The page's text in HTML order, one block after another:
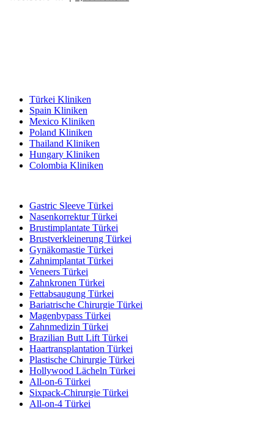
Türkei Kliniken
Spain Kliniken
Mexico Kliniken
Poland Kliniken
Thailand Kliniken
Hungary Kliniken
Colombia Kliniken
Gastric Sleeve Türkei
Nasenkorrektur Türkei
Brustimplantate Türkei
Brustverkleinerung Türkei
Gynäkomastie Türkei
Zahnimplantat Türkei
Veneers Türkei
Zahnkronen Türkei
Fettabsaugung Türkei
Bariatrische Chirurgie Türkei
Magenbypass Türkei
Zahnmedizin Türkei
Brazilian Butt Lift Türkei
Haartransplantation Türkei
Plastische Chirurgie Türkei
Hollywood Lächeln Türkei
All-on-6 Türkei
Sixpack-Chirurgie Türkei
All-on-4 Türkei